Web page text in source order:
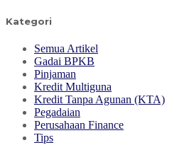
Kategori
Semua Artikel
Gadai BPKB
Pinjaman
Kredit Multiguna
Kredit Tanpa Agunan (KTA)
Pegadaian
Perusahaan Finance
Tips